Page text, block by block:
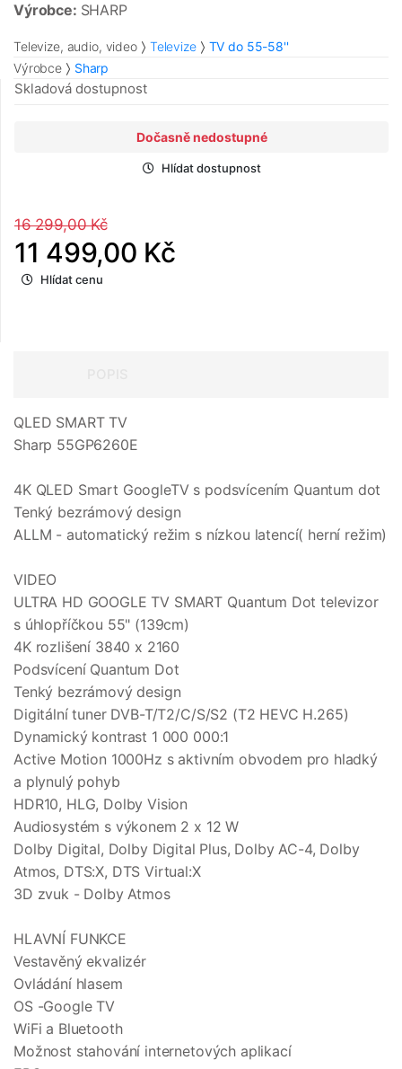
Výrobce: SHARP
Televize, audio, video Televize
TV do 55-58''
Výrobce
Sharp
Skladová dostupnost
Dočasně nedostupné
Hlídat dostupnost
16 299,00 Kč
11 499,00 Kč
Hlídat cenu
QLED SMART TV
Sharp 55GP6260E
4K QLED Smart GoogleTV s podsvícením Quantum dot
Tenký bezrámový design
ALLM - automatický režim s nízkou latencí( herní režim)
VIDEO
ULTRA HD GOOGLE TV SMART Quantum Dot televizor
s úhlopříčkou 55" (139cm)
4K rozlišení 3840 x 2160
Podsvícení Quantum Dot
Tenký bezrámový design
Digitální tuner DVB-T/T2/C/S/S2 (T2 HEVC H.265)
Dynamický kontrast 1 000 000:1
Active Motion 1000Hz s aktivním obvodem pro hladký
a plynulý pohyb
HDR10, HLG, Dolby Vision
Audiosystém s výkonem 2 x 12 W
Dolby Digital, Dolby Digital Plus, Dolby AC-4, Dolby
Atmos, DTS:X, DTS Virtual:X
3D zvuk - Dolby Atmos
HLAVNÍ FUNKCE
Vestavěný ekvalizér
Ovládání hlasem
OS -Google TV
WiFi a Bluetooth
Možnost stahování internetových aplikací